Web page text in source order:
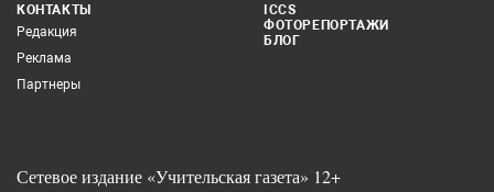
КОНТАКТЫ
Редакция
Реклама
Партнеры
ICCS
ФОТОРЕПОРТАЖИ
БЛОГ
Сетевое издание «Учительская газета» 12+